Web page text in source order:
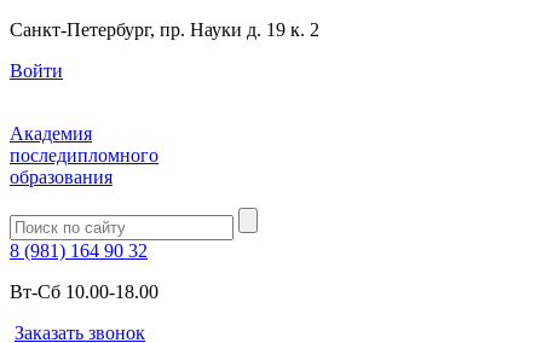
Санкт-Петербург, пр. Науки д. 19 к. 2
Войти
Академия
последипломного
образования
8 (981) 164 90 32
Вт-Сб 10.00-18.00
Заказать звонок